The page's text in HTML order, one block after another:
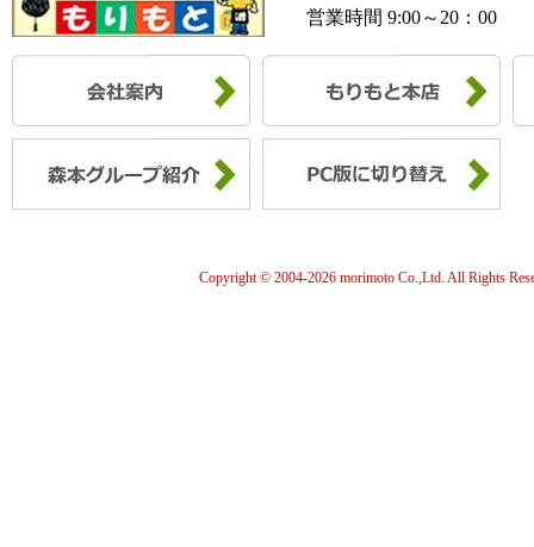
営業時間 9:00～20：00
Copyright © 2004-2026 morimoto Co.,Ltd. All Rights